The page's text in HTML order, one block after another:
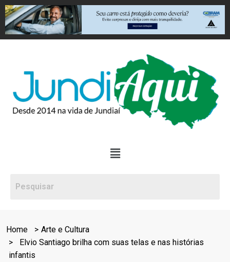
Home
Arte e Cultura
Elvio Santiago brilha com suas telas e nas histórias
infantis